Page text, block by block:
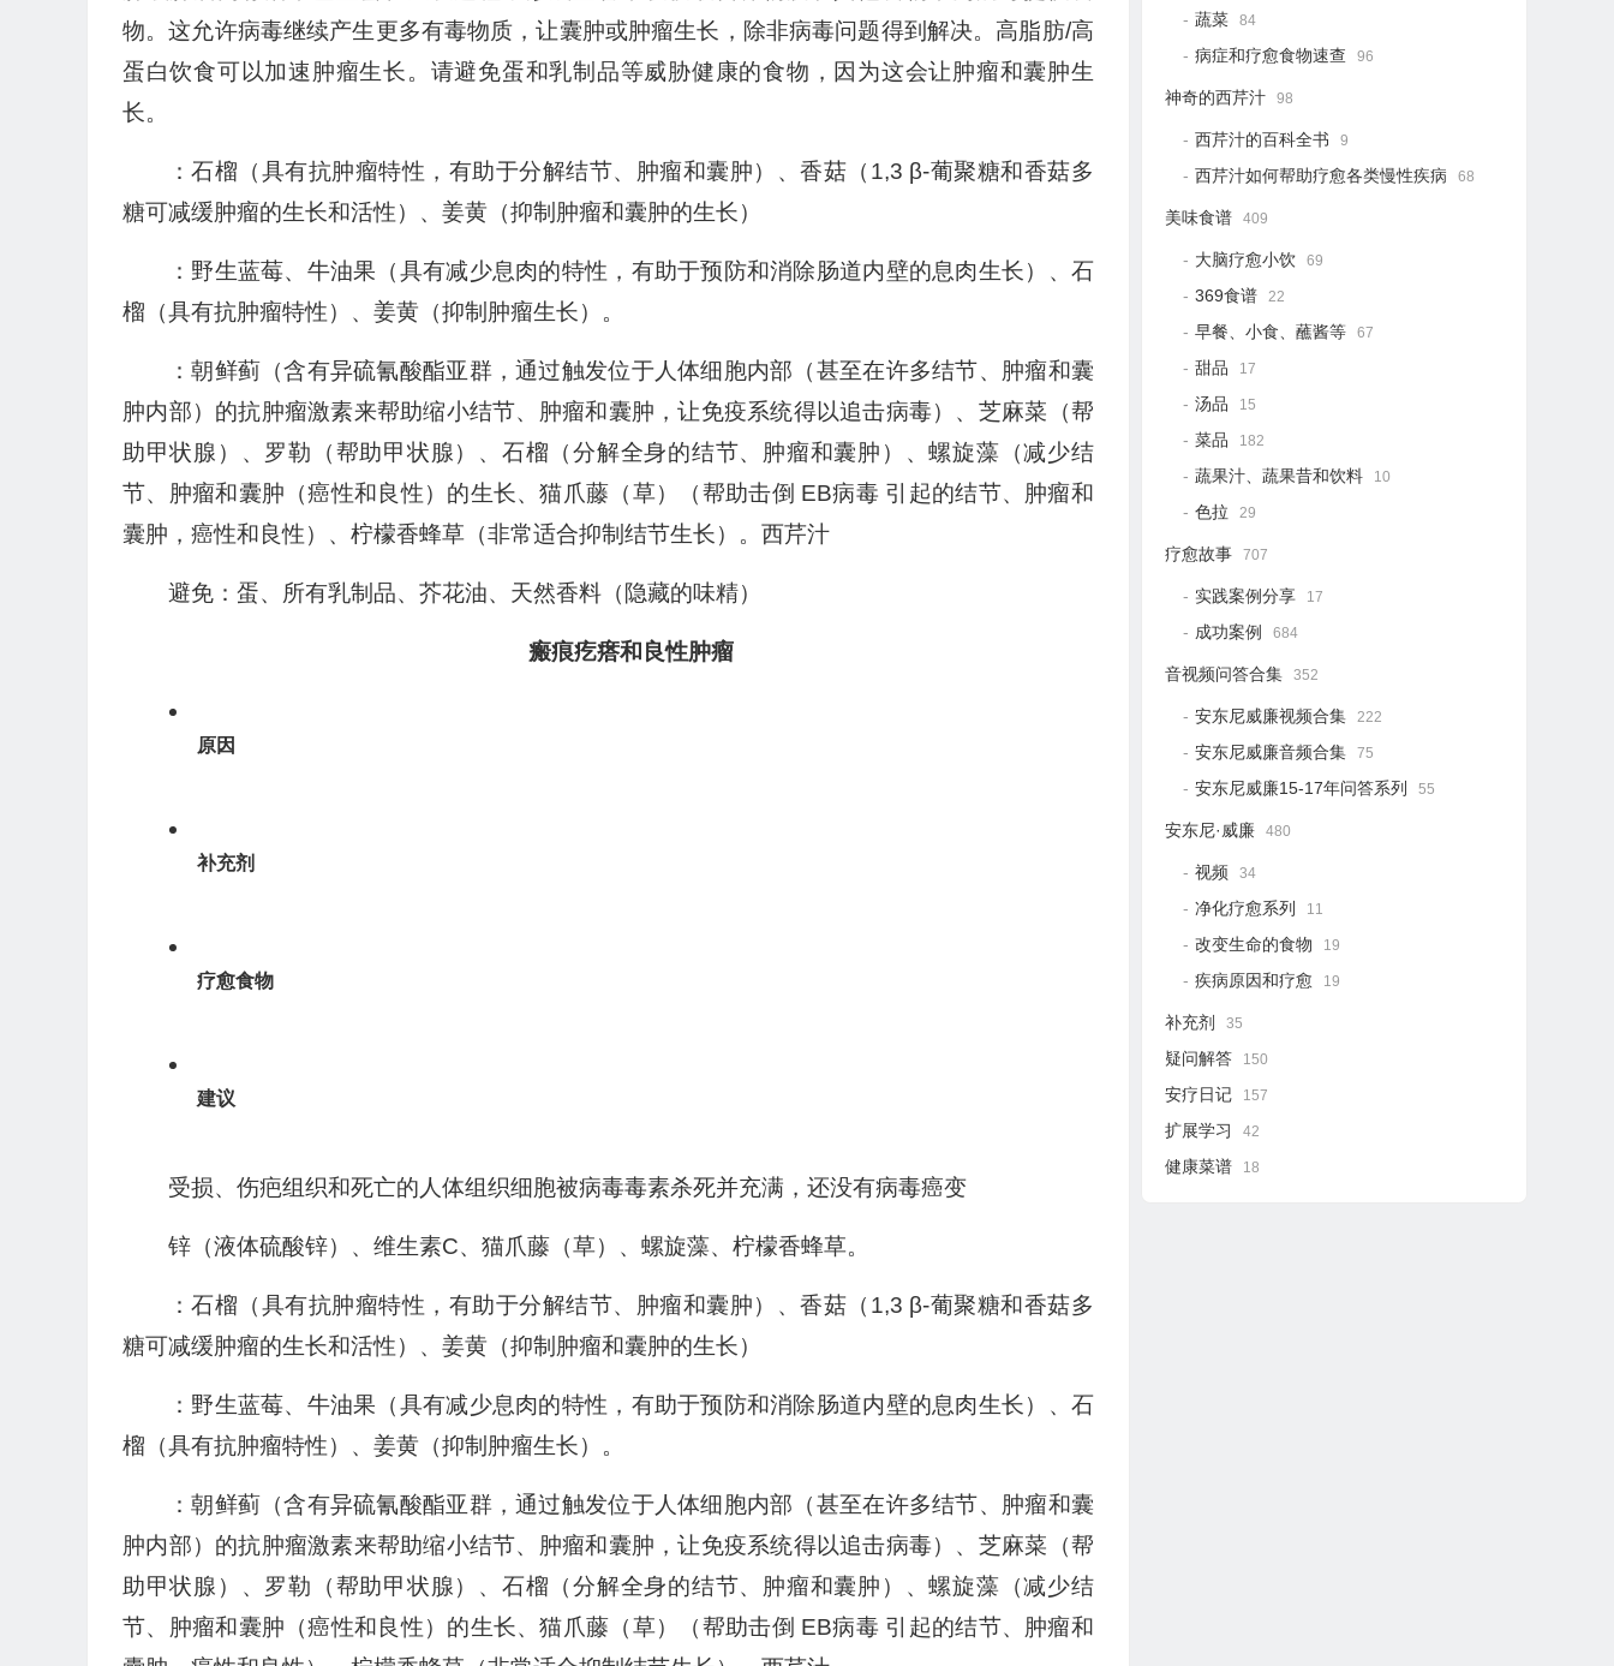
物。这允许病毒继续产生更多有毒物质，让囊肿或肿瘤生长，除非病毒问题得到解决。高脂肪/高
蛋白饮食可以加速肿瘤生长。请避免蛋和乳制品等威胁健康的食物，因为这会让肿瘤和囊肿生
长。
：石榴（具有抗肿瘤特性，有助于分解结节、肿瘤和囊肿）、香菇（1,3 β-葡聚糖和香菇多
糖可减缓肿瘤的生长和活性）、姜黄（抑制肿瘤和囊肿的生长）
：野生蓝莓、牛油果（具有减少息肉的特性，有助于预防和消除肠道内壁的息肉生长）、石
榴（具有抗肿瘤特性）、姜黄（抑制肿瘤生长）。
：朝鲜蓟（含有异硫氰酸酯亚群，通过触发位于人体细胞内部（甚至在许多结节、肿瘤和囊
肿内部）的抗肿瘤激素来帮助缩小结节、肿瘤和囊肿，让免疫系统得以追击病毒）、芝麻菜（帮
助甲状腺）、罗勒（帮助甲状腺）、石榴（分解全身的结节、肿瘤和囊肿）、螺旋藻（减少结
节、肿瘤和囊肿（癌性和良性）的生长、猫爪藤（草）（帮助击倒 EB病毒 引起的结节、肿瘤和
囊肿，癌性和良性）、柠檬香蜂草（非常适合抑制结节生长）。西芹汁
避免：蛋、所有乳制品、芥花油、天然香料（隐藏的味精）
瘢痕疙瘩和良性肿瘤
原因
补充剂
疗愈食物
建议
受损、伤疤组织和死亡的人体组织细胞被病毒毒素杀死并充满，还没有病毒癌变
锌（液体硫酸锌）、维生素C、猫爪藤（草）、螺旋藻、柠檬香蜂草。
：石榴（具有抗肿瘤特性，有助于分解结节、肿瘤和囊肿）、香菇（1,3 β-葡聚糖和香菇多
糖可减缓肿瘤的生长和活性）、姜黄（抑制肿瘤和囊肿的生长）
：野生蓝莓、牛油果（具有减少息肉的特性，有助于预防和消除肠道内壁的息肉生长）、石
榴（具有抗肿瘤特性）、姜黄（抑制肿瘤生长）。
：朝鲜蓟（含有异硫氰酸酯亚群，通过触发位于人体细胞内部（甚至在许多结节、肿瘤和囊
肿内部）的抗肿瘤激素来帮助缩小结节、肿瘤和囊肿，让免疫系统得以追击病毒）、芝麻菜（帮
助甲状腺）、罗勒（帮助甲状腺）、石榴（分解全身的结节、肿瘤和囊肿）、螺旋藻（减少结
节、肿瘤和囊肿（癌性和良性）的生长、猫爪藤（草）（帮助击倒 EB病毒 引起的结节、肿瘤和
蔬菜 84
病症和疗愈食物速查 96
神奇的西芹汁 98
西芹汁的百科全书 9
西芹汁如何帮助疗愈各类慢性疾病 68
美味食谱 409
大脑疗愈小饮 69
369食谱 22
早餐、小食、蘸酱等 67
甜品 17
汤品 15
菜品 182
蔬果汁、蔬果昔和饮料 10
色拉 29
疗愈故事 707
实践案例分享 17
成功案例 684
音视频问答合集 352
安东尼威廉视频合集 222
安东尼威廉音频合集 75
安东尼威廉15-17年问答系列 55
安东尼·威廉 480
视频 34
净化疗愈系列 11
改变生命的食物 19
疾病原因和疗愈 19
补充剂 35
疑问解答 150
安疗日记 157
扩展学习 42
健康菜谱 18